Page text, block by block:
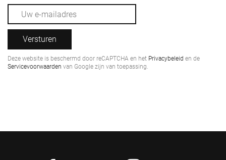
Versturen
Deze website is beschermd door reCAPTCHA en het Privacybeleid en de
Servicevoorwaarden van Google zijn van toepassing.